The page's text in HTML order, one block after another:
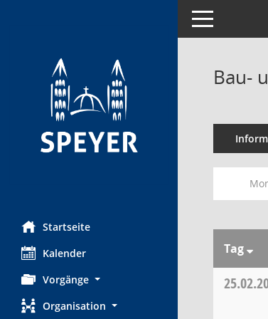
Startseite
Kalender
Vorgänge
Organisation
Toggle navigation
Bau-
Tag